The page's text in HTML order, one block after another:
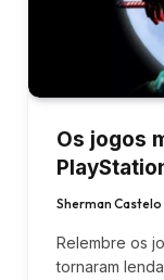
Os jogos
Sherman Castelo
Relembre os
tornaram